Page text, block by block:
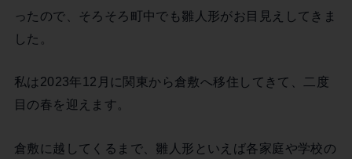
ったので、そろそろ町中でも雛人形がお目見えしてきま
した。
私は2023年12月に関東から倉敷へ移住してきて、二度
目の春を迎えます。
倉敷に越してくるまで、雛人形といえば各家庭や学校の